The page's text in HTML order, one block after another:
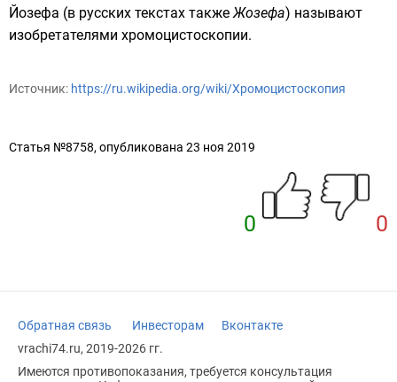
Йозефа (в русских текстах такжеЖозефа) называют
изобретателями хромоцистоскопии.
Источник: https://ru.wikipedia.org/wiki/Хромоцистоскопия
Статья №8758, опубликована 23 ноя 2019
0 0
Обратная связь Инвесторам
Вконтакте
vrachi74.ru, 2019-2026 гг.
Имеются противопоказания, требуется консультация